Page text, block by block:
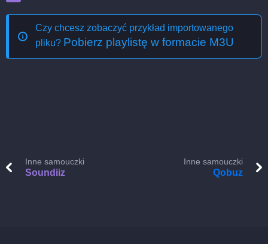
Czy chcesz zobaczyć przykład importowanego
pliku? Pobierz playlistę w formacie M3U
Inne samouczki
Soundiiz
Inne samouczki
Qobuz